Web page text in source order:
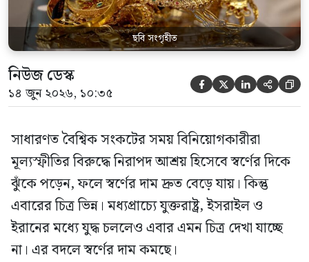
ছবি সংগৃহীত
নিউজ ডেস্ক
১৪ জুন ২০২৬, ১০:৩৫     
সাধারণত বৈশ্বিক সংকটের সময় বিনিয়োগকারীরা
মূল্যস্ফীতির বিরুদ্ধে নিরাপদ আশ্রয় হিসেবে স্বর্ণের দিকে
ঝুঁকে পড়েন, ফলে স্বর্ণের দাম দ্রুত বেড়ে যায়। কিন্তু
এবারের চিত্র ভিন্ন। মধ্যপ্রাচ্যে যুক্তরাষ্ট্র, ইসরাইল ও
ইরানের মধ্যে যুদ্ধ চললেও এবার এমন চিত্র দেখা যাচ্ছে
না। এর বদলে স্বর্ণের দাম কমছে।